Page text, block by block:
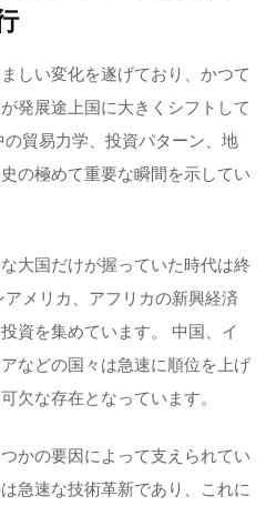
しい変化を遂げており、かつて
発展途上国に大きくシフトして
貿易力学、投資パターン、地
の極めて重要な瞬間を示してい
大国だけが握っていた時代は終
メリカ、アフリカの新興経済
資を集めています。 中国、イ
などの国々は急速に順位を上げ
欠な存在となっています。
かの要因によって支えられてい
急速な技術革新であり、これに